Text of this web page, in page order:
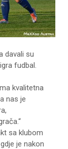
davali su
fudbal.
kvalitetna
nas je
sa klubom
je nakon